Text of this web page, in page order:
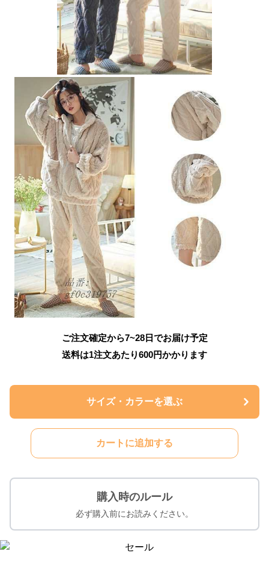
ご注文確定から7~28日でお届け予定
送料は1注文あたり600円かかります
サイズ・カラーを選ぶ
カートに追加する
購入時のルール
必ず購入前にお読みください。